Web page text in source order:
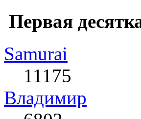
Первая
Samurai
11175
Влaдимир